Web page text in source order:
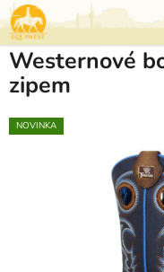
Přejít
na
obsah
Westernové
zipem
NOVINKA